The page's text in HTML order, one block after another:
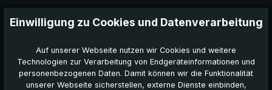
Wir gewähren auf unsere EuroSCHIRM®-Produkte eine
zweijährige Gewährleistung auf Material und Verarbeitung.
Bitte senden Sie bei einer Reklamation eine E-Mail an
shop@euroschirm.comund geben Sie folgende
Informationen an:
Einwilligung zu Cookies und Datenverarbeitung
Auf unserer Webseite nutzen wir Cookies und weitere
Technologien zur Verarbeitung von Endgeräteinformationen und
personenbezogenen Daten. Damit können wir die Funktionalität
unserer Webseite sicherstellen, externe Dienste einbinden,